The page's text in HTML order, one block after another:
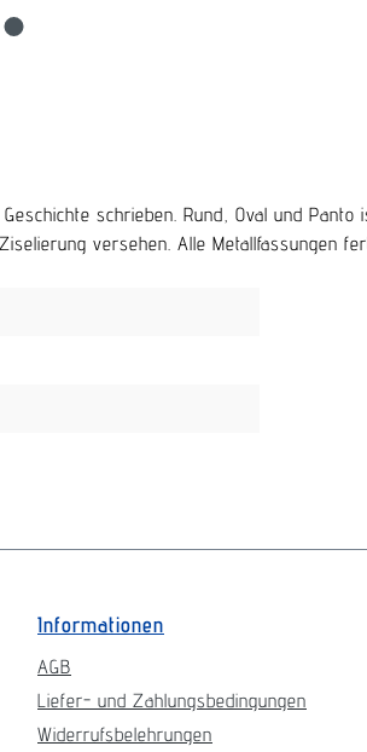
schrieben. Rund, Oval und
versehen. Alle Metallfassungen
Informationen
AGB
Liefer- und Zahlungsbedingungen
Widerrufsbelehrungen